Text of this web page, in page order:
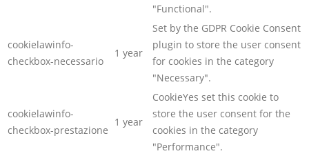
"Functional".
cookielawinfo-
checkbox-necessario
1 year
Set by the GDPR Cookie Consent
plugin to store the user consent
for cookies in the category
"Necessary".
cookielawinfo-
checkbox-prestazione
1 year
CookieYes set this cookie to
store the user consent for the
cookies in the category
"Performance".